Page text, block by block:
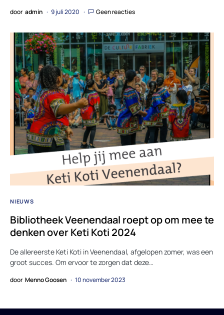
door admin 9 juli 2020 Geen reacties
NIEUWS
Bibliotheek Veenendaal roept op om mee te
denken over Keti Koti 2024
De allereerste Keti Koti in Veenendaal, afgelopen zomer, was een
groot succes. Om ervoor te zorgen dat deze…
door Menno Goosen 10 november 2023